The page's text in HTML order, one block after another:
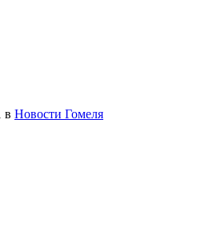
в Новости Гомеля